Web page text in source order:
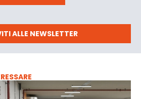
ALLE NEWSLETTER